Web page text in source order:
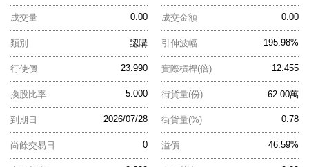
0.00
成交量 0.00
成交金額
認購
類別 195.98%
引伸波幅
23.990
行使價 12.455
實際槓桿(倍)
5.000
換股比率 62.00萬
街貨量(份)
2026/07/28
到期日 0.78
街貨量(%)
0
尚餘交易日 46.59%
溢價